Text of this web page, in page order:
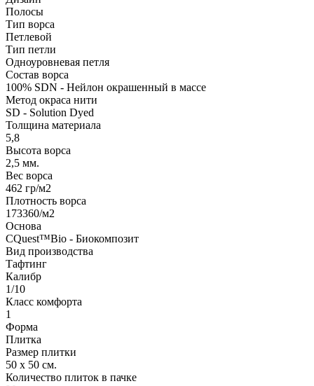
Полосы
Тип ворса
Петлевой
Тип петли
Одноуровневая петля
Состав ворса
100% SDN - Нейлон окрашенный в массе
Метод окраса нити
SD - Solution Dyed
Толщина материала
5,8
Высота ворса
2,5 мм.
Вес ворса
462 гр/м2
Плотность ворса
173360/м2
Основа
CQuest™Bio - Биокомпозит
Вид производства
Тафтинг
Калибр
1/10
Класс комфорта
1
Форма
Плитка
Размер плитки
50 х 50 см.
Количество плиток в пачке